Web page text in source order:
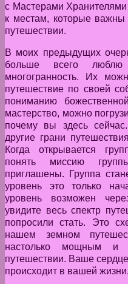
с Мастерами Хранителями
к местам, которые
путешествии.
В моих предыдущих
больше всего
многогранность. Их
путешествие по своей
пониманию
мастерство, можно
почему вы здесь
другие грани
Когда открывается
понять миссию
приглашены. Группа
уровень это только
уровень возможен
увидите весь спектр
попросили стать. Это
нашем земном
настолько мощным и
путешествии. Ваше
происходит в вашей жизни.